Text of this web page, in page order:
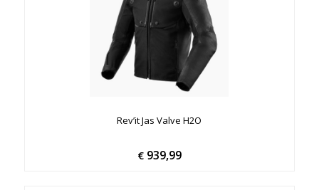
Rev’it Jas Valve H2O
€939,99